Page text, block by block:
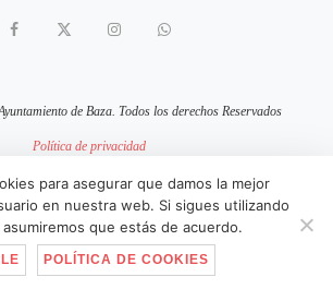
de Baza. Todos los derechos Reservados
Política de privacidad
Política de cookies
web mantenido porpixelcero.com
IR ARRIBA
para asegurar que damos la mejor
en nuestra web. Si sigues utilizando
que estás de acuerdo.
POLÍTICA DE COOKIES